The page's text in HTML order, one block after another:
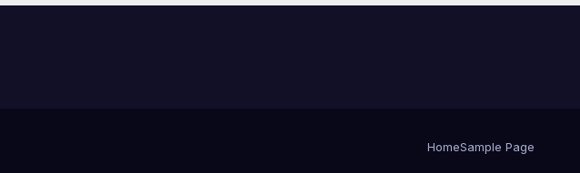
кибернасилницит
HomeSample Page